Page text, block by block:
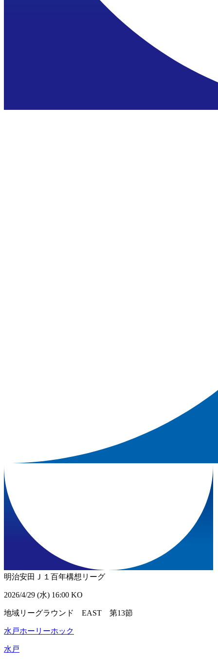
明治安田Ｊ１百年構想リーグ
2026/4/29 (水) 16:00 KO
地域リーグラウンド EAST 第13節
水戸ホーリーホック
水戸